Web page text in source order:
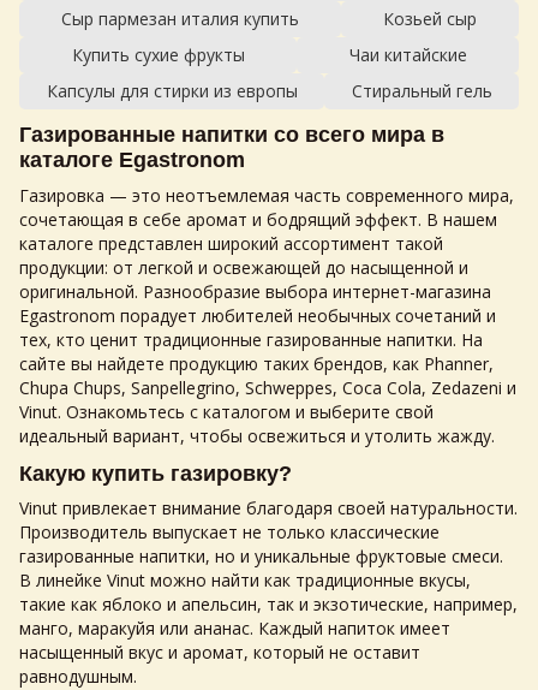
Сыр пармезан италия купить
Козьей сыр
Купить сухие фрукты
Чаи китайские
Капсулы для стирки из европы
Стиральный гель
Газированные напитки со всего мира в
каталоге Egastronom
Газировка — это неотъемлемая часть современного мира,
сочетающая в себе аромат и бодрящий эффект. В нашем
каталоге представлен широкий ассортимент такой
продукции: от легкой и освежающей до насыщенной и
оригинальной. Разнообразие выбора интернет-магазина
Egastronom порадует любителей необычных сочетаний и
тех, кто ценит традиционные газированные напитки. На
сайте вы найдете продукцию таких брендов, как Phanner,
Chupa Chups, Sanpellegrino, Schweppes, Coca Cola, Zedazeni и
Vinut. Ознакомьтесь с каталогом и выберите свой
идеальный вариант, чтобы освежиться и утолить жажду.
Какую купить газировку?
Vinut привлекает внимание благодаря своей натуральности.
Производитель выпускает не только классические
газированные напитки, но и уникальные фруктовые смеси.
В линейке Vinut можно найти как традиционные вкусы,
такие как яблоко и апельсин, так и экзотические, например,
манго, маракуйя или ананас. Каждый напиток имеет
насыщенный вкус и аромат, который не оставит
равнодушным.